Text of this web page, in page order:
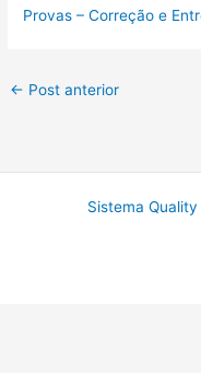
Provas – Correção e
← Post anterior
Sistema Quality